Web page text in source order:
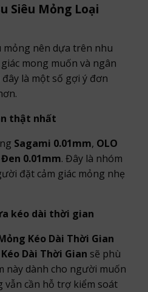
Siêu Mỏng Loại
mỏng nên dựa trên nhu
mong muốn và ngân
là một số gợi ý đơn
thật nhất
Sagami 0.01mm, OLO
Đen 0.01mm. Đây là nhóm
đặt cảm giác mỏng nhẹ
kéo dài thời gian
Kéo Dài Thời Gian
Dài Thời Gian sẽ phù
này dành cho người muốn
vẫn cần hỗ trợ kiểm soát